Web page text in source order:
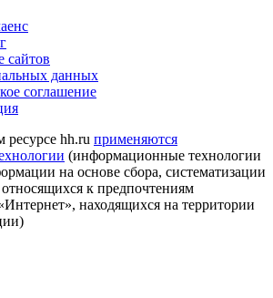
сайтов
данных
соглашение
hh.ru применяются
(информационные технологии
на основе сбора, систематизации
к предпочтениям
находящихся на территории